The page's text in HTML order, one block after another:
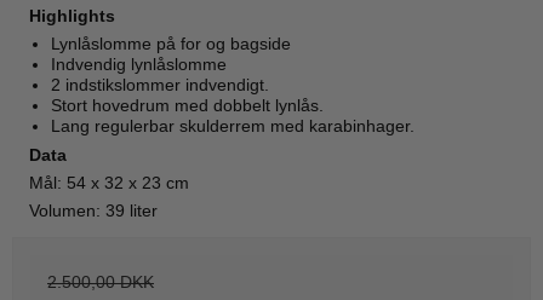
Highlights
Lynlåslomme på for og bagside
Indvendig lynlåslomme
2 indstikslommer indvendigt.
Stort hovedrum med dobbelt lynlås.
Lang regulerbar skulderrem med karabinhager.
Data
Mål: 54 x 32 x 23 cm
Volumen: 39 liter
2.500,00 DKK